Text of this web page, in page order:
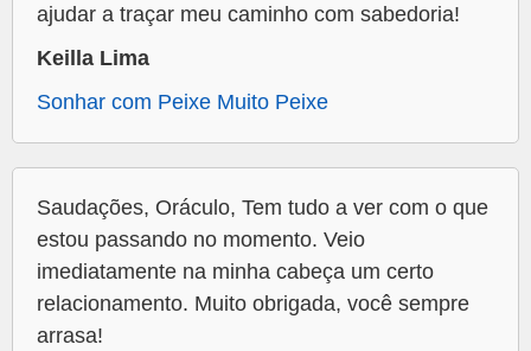
ajudar a traçar meu caminho com sabedoria!
Keilla Lima
Sonhar com Peixe Muito Peixe
Saudações, Oráculo, Tem tudo a ver com o que
estou passando no momento. Veio
imediatamente na minha cabeça um certo
relacionamento. Muito obrigada, você sempre
arrasa!